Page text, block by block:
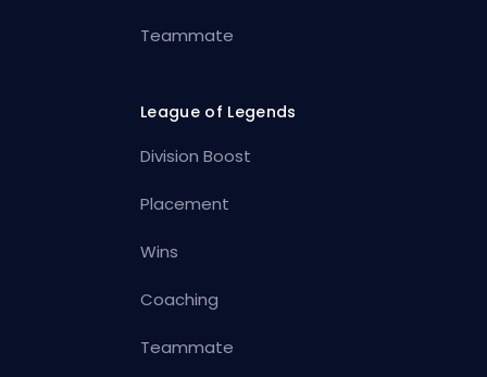
Teammate
League of Legends
Division Boost
Placement
Wins
Coaching
Teammate